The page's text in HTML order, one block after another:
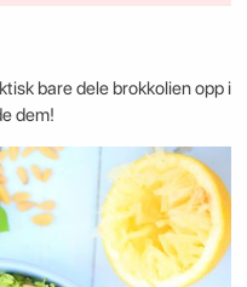
bare dele brokkolien opp i
dem!